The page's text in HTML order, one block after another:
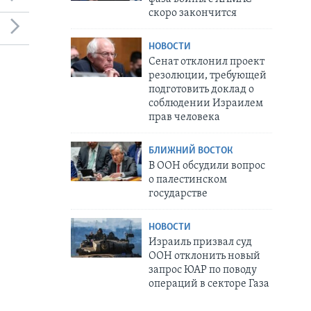
скоро закончится
НОВОСТИ
Сенат отклонил проект
резолюции, требующей
подготовить доклад о
соблюдении Израилем
прав человека
БЛИЖНИЙ ВОСТОК
В ООН обсудили вопрос
о палестинском
государстве
НОВОСТИ
Израиль призвал суд
ООН отклонить новый
запрос ЮАР по поводу
операций в секторе Газа